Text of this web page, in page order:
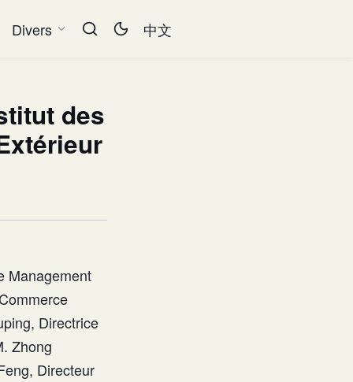
Divers 中文
des
Management
Directrice
Zhong
Directeur